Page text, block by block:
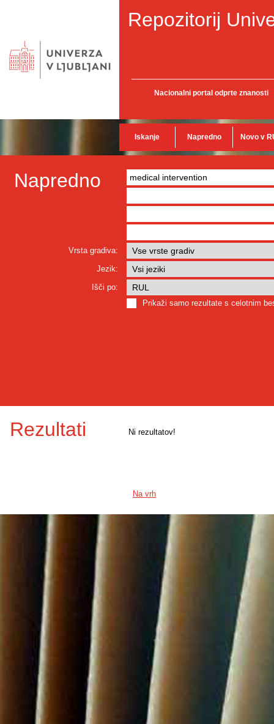
Repozitorij
Nacionalni portal odprte znanosti
Iskanje Napredno Novo v
Napredno
Vrsta gradiva:
Jezik:
Išči po:
Prikaži samo rezultate s celotnim
Rezultati Ni rezultatov!
Na vrh